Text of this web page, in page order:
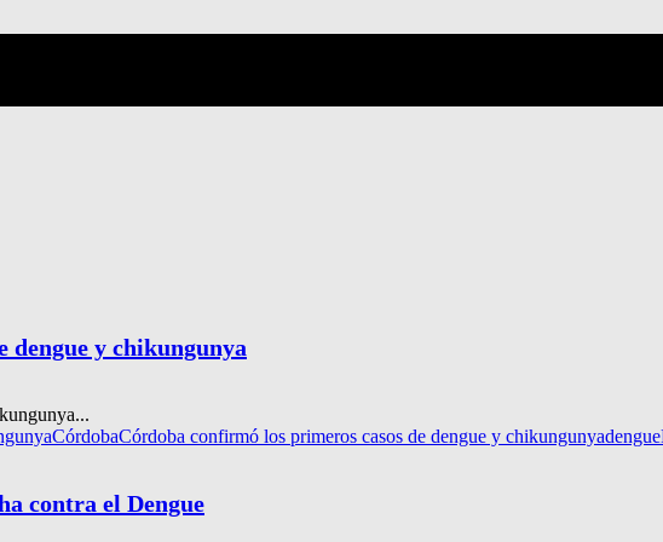
dengue y chikungunya
CórdobaCórdoba confirmó los primeros casos de dengue y chikungunyadengue
contra el Dengue